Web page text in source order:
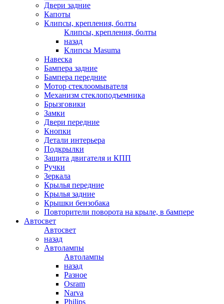
Двери задние
Капоты
Клипсы, крепления, болты
Клипсы, крепления, болты
назад
Клипсы Masuma
Навеска
Бампера задние
Бампера передние
Мотор стеклоомывателя
Механизм стеклоподъемника
Брызговики
Замки
Двери передние
Кнопки
Детали интерьера
Подкрылки
Защита двигателя и КПП
Ручки
Зеркала
Крылья передние
Крылья задние
Крышки бензобака
Повторители поворота на крыле, в бампере
Автосвет
Автосвет
назад
Автолампы
Автолампы
назад
Разное
Osram
Narva
Philips